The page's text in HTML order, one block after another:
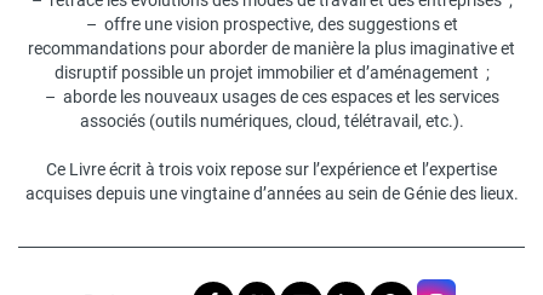
– offre une vision prospective, des suggestions et
recommandations pour aborder de manière la plus imaginative et
disruptif possible un projet immobilier et d’aménagement ;
– aborde les nouveaux usages de ces espaces et les services
associés (outils numériques, cloud, télétravail, etc.).
Ce Livre écrit à trois voix repose sur l’expérience et l’expertise
acquises depuis une vingtaine d’années au sein de Génie des lieux.